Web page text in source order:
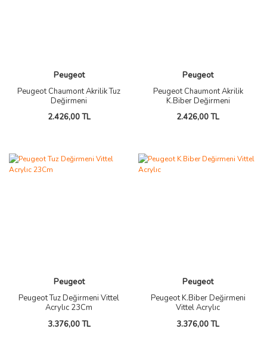
Peugeot
Peugeot Chaumont Akrilik Tuz
Değirmeni
2.426,00 TL
Peugeot
Peugeot Chaumont Akrilik
K.Biber Değirmeni
2.426,00 TL
Peugeot
Peugeot Tuz Değirmeni Vittel
Acrylıc 23Cm
3.376,00 TL
Peugeot
Peugeot K.Biber Değirmeni
Vittel Acrylıc
3.376,00 TL